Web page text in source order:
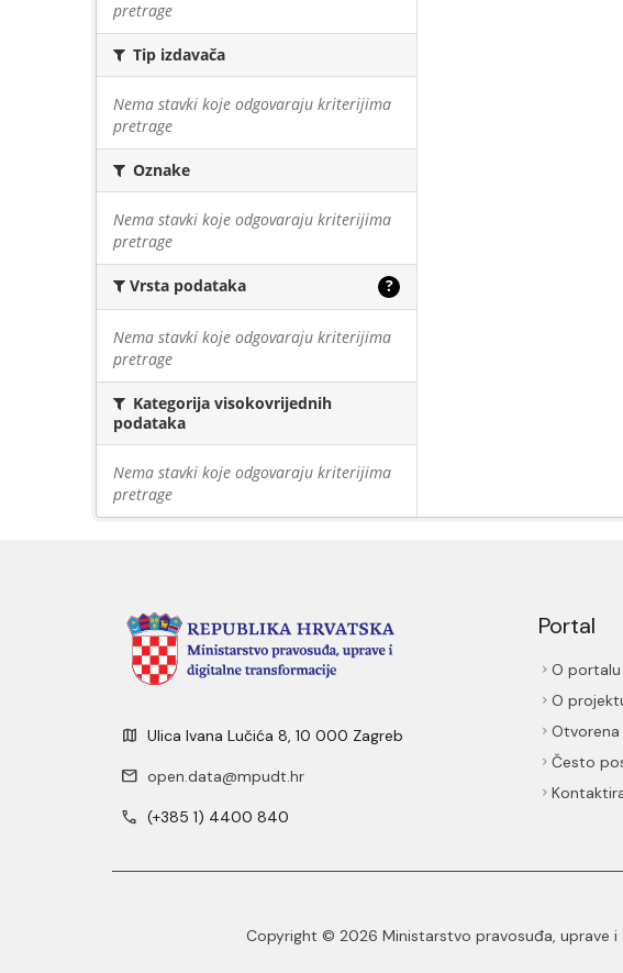
pretrage
Tip izdavača
Nema stavki koje odgovaraju kriterijima
pretrage
Oznake
Nema stavki koje odgovaraju kriterijima
pretrage
Vrsta podataka ?
Nema stavki koje odgovaraju kriterijima
pretrage
Kategorija visokovrijednih
podataka
Nema stavki koje odgovaraju kriterijima
pretrage